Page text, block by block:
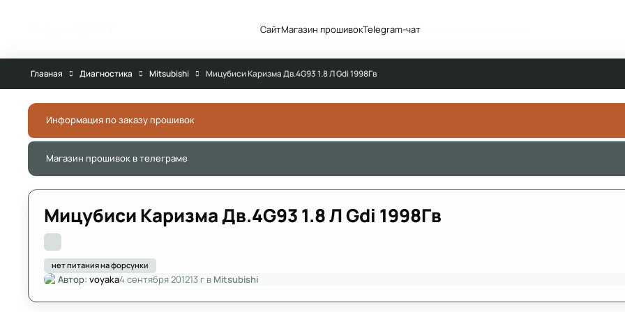
СайтМагазин прошивокTelegram-чатСообщество
Главная Диагностика Mitsubishi Мицубиси Каризма Дв.4G93 1.8 Л Gdi 1998Гв
Информация по заказу прошивок
Магазин прошивок в телеграме
Мицубиси Каризма Дв.4G93 1.8 Л Gdi 1998Гв
нет питания на форсунки
Автор: voyaka4 сентября 201213 гв Mitsubishi